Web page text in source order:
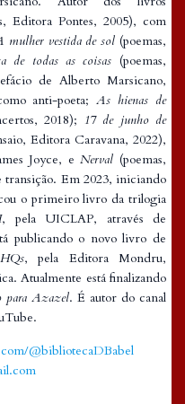
Editora Pontes, 2005), com
mulher vestida de sol (poemas,
de todas as coisas (poemas,
de Alberto Marsicano,
anti-poeta; As hienas de
2018); 17 de junho de
Editora Caravana, 2022),
Joyce, e Nerval (poemas,
Em 2023, iniciando
o primeiro livro da trilogia
, pela UICLAP, através de
publicando o novo livro de
, pela Editora Mondru,
Atualmente está finalizando
para Azazel. É autor do canal
@bibliotecaDBabel